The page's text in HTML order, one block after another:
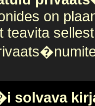
on
teavita
solvava